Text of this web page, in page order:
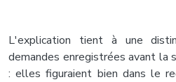
L'explication tient à une
demandes enregistrées avant la
: elles figuraient bien dans le